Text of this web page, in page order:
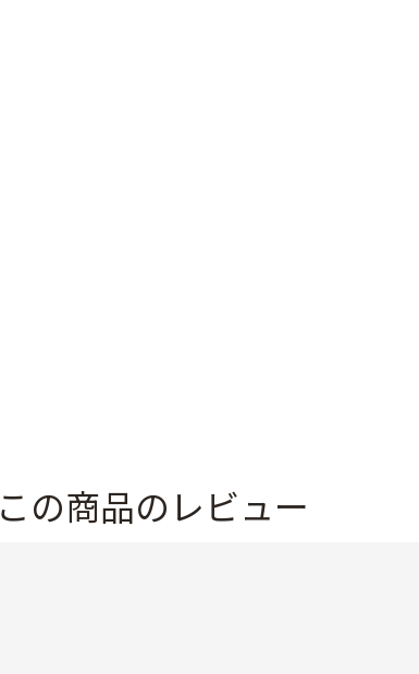
この商品のレビュー